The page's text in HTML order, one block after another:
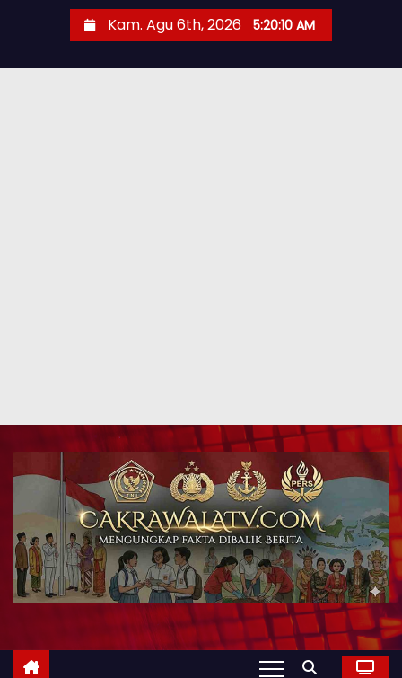
Kam. Agu 6th, 2026 5:20:12 AM